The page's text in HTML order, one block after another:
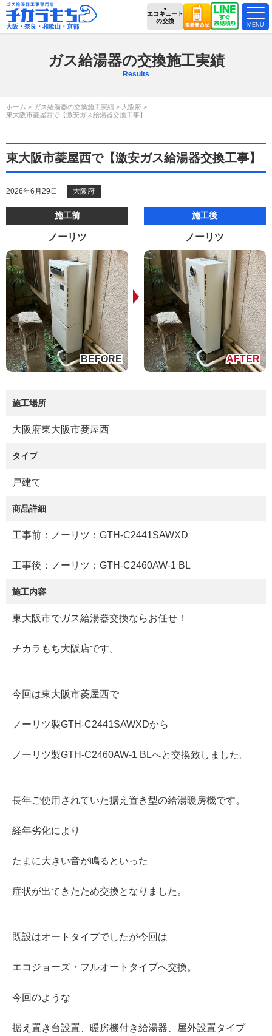
大阪・奈良・和歌山・京都
エコキュート
の交換
ガス給湯器の交換施工実績
Results
ホーム ガス給湯器の交換施工実績
大阪府
東大阪市菱屋西で【激安ガス給湯器交換工事】
東大阪市菱屋西で【激安ガス給湯器交換工事】
2026年6月29日 大阪府
施工前
ノーリツ
施工後
ノーリツ
施工場所
大阪府東大阪市菱屋西
タイプ
戸建て
商品詳細
工事前：ノーリツ：GTH-C2441SAWXD
工事後：ノーリツ：GTH-C2460AW-1 BL
施工内容
東大阪市でガス給湯器交換ならお任せ！
チカラもち大阪店です。
今回は東大阪市菱屋西で
ノーリツ製GTH-C2441SAWXDから
ノーリツ製GTH-C2460AW-1 BLへと交換致しました。
長年ご使用されていた据え置き型の給湯暖房機です。
経年劣化により
たまに大きい音が鳴るといった
症状が出てきたため交換となりました。
既設はオートタイプでしたが今回は
エコジョーズ・フルオートタイプへ交換。
今回のような
据え置き台設置、暖房機付き給湯器、屋外設置タイプ